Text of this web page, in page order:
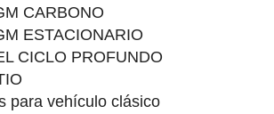
CARBONO
ESTACIONARIO
CICLO PROFUNDO
para vehículo clásico